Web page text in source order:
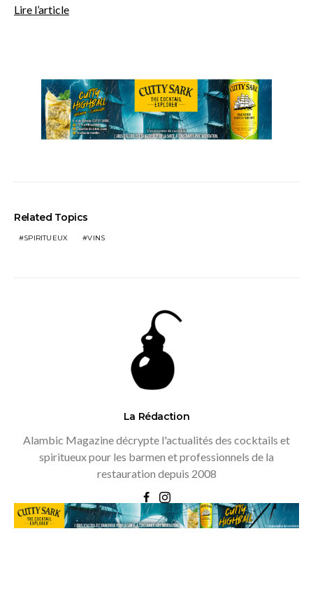
Lire l’article
Related Topics
SPIRITUEUX VINS
La Rédaction
Alambic Magazine décrypte l'actualités des cocktails et
spiritueux pour les barmen et professionnels de la
restauration depuis 2008